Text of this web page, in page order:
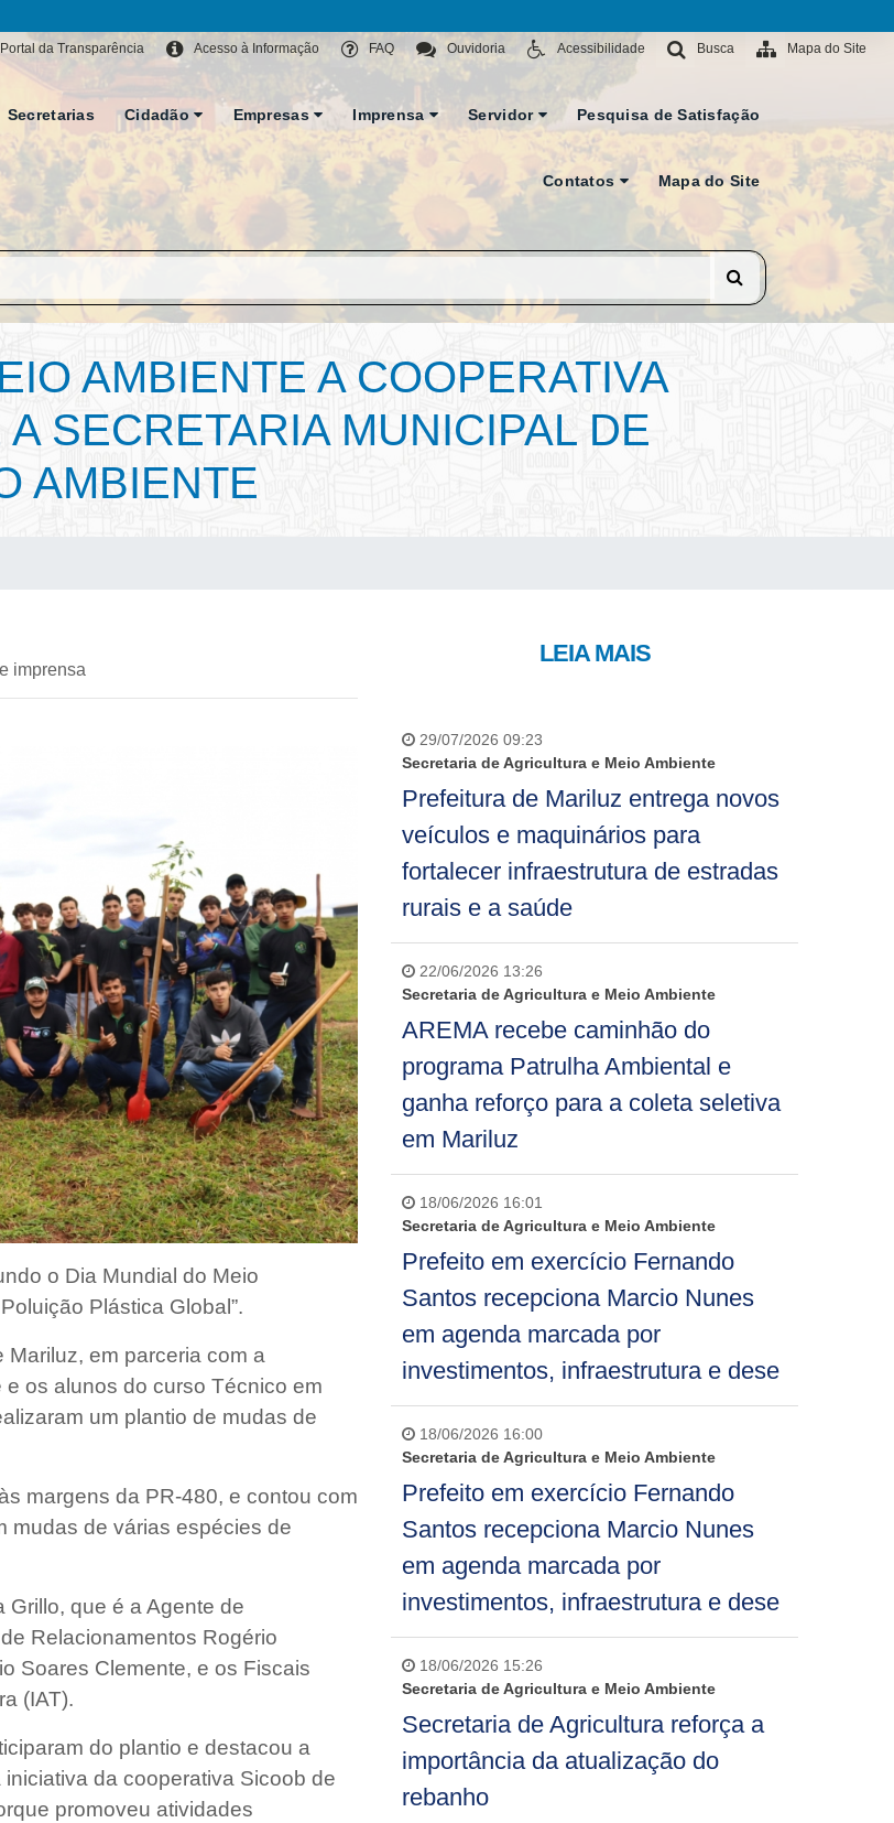
Mapa do Site
Busca
Acessibilidade
Ouvidoria
FAQ
Acesso à Informação
Portal da Transparência
Secretarias Cidadão Empresas Imprensa Servidor Pesquisa de Satisfação
Contatos Mapa do Site
AMBIENTE A COOPERATIVA
SECRETARIA MUNICIPAL DE
AMBIENTE
imprensa
o Dia Mundial do Meio
Plástica Global”.
em parceria com a
os alunos do curso Técnico em
um plantio de mudas de
margens da PR-480, e contou com
mudas de várias espécies de
que é a Agente de
Relacionamentos Rogério
Soares Clemente, e os Fiscais
(IAT).
do plantio e destacou a
da cooperativa Sicoob de
promoveu atividades
LEIA MAIS
29/07/2026 09:23
Secretaria de Agricultura e Meio Ambiente
Prefeitura de Mariluz entrega novos
veículos e maquinários para
fortalecer infraestrutura de estradas
rurais e a saúde
22/06/2026 13:26
Secretaria de Agricultura e Meio Ambiente
AREMA recebe caminhão do
programa Patrulha Ambiental e
ganha reforço para a coleta seletiva
em Mariluz
18/06/2026 16:01
Secretaria de Agricultura e Meio Ambiente
Prefeito em exercício Fernando
Santos recepciona Marcio Nunes
em agenda marcada por
investimentos, infraestrutura e dese
18/06/2026 16:00
Secretaria de Agricultura e Meio Ambiente
Prefeito em exercício Fernando
Santos recepciona Marcio Nunes
em agenda marcada por
investimentos, infraestrutura e dese
18/06/2026 15:26
Secretaria de Agricultura e Meio Ambiente
Secretaria de Agricultura reforça a
importância da atualização do
rebanho